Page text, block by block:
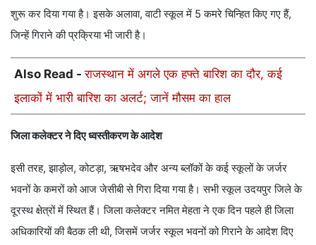
शुरू कर दिया गया है। इसके अलावा, वाटी स्कूल में 5 कमरे चिन्हित किए गए हैं,
जिन्हें गिराने की प्रक्रिया भी जारी है।
Also Read -राजस्थान में अगले एक हफ्ते बारिश का दौर, कई
इलाकों में भारी बारिश का अलर्ट; जानें मौसम का हाल
जिला कलेक्टर ने दिए ध्वस्तीकरण के आदेश
इसी तरह, झाड़ोल, कोटड़ा, ऋषभदेव और अन्य ब्लॉकों के कई स्कूलों के जर्जर
भवनों के कमरों को आज जेसीबी से गिरा दिया गया है। सभी स्कूल उदयपुर जिले के
दूरस्थ क्षेत्रों में स्थित हैं। जिला कलेक्टर नमित मेहता ने एक दिन पहले ही जिला
अधिकारियों की बैठक ली थी, जिसमें जर्जर स्कूल भवनों को गिराने के आदेश दिए